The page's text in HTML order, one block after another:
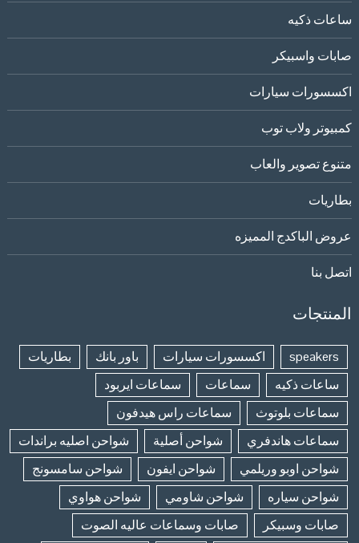
ساعات ذكيه
صابات واسبيكر
اكسسورات سيارات
كمبيوتر ولاب توب
متنوع تصوير والعاب
بطاريات
عروض الباكدج المميزه
اتصل بنا
المنتجات
speakers اكسسورات سيارات باور بانك
بطاريات
ساعات ذكيه
سماعات
سماعات ايربود
سماعات بلوتوث
سماعات راس هيدفون
سماعات هاندفري
شواحن أصلية
شواحن اصليه براندات
شواحن اوبو وريلمي
شواحن ايفون
شواحن سامسونج
شواحن سياره
شواحن شاومي
شواحن هواوي
صابات وسبيكر
صابات وسماعات عاليه الصوت